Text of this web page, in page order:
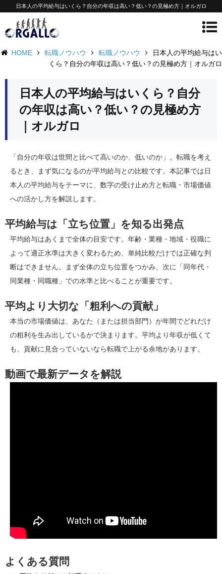
日本人の平均給与はいくら？自分の年収は高い？低い？の見極め方｜オルガロ
HOME 転職ノウハウ 転職ノウハウ
日本人の平均給与はい
くら？自分の年収は高い？低い？の見極め方｜オルガロ
日本人の平均給与はいくら？自分
の年収は高い？低い？の見極め方
｜オルガロ
「自分の年収は世間と比べて高いのか、低いのか」。転職を考え
るとき、まず気になるのが平均給与との比較です。本記事では日
本人の平均給与をテーマに、数字の受け止め方と転職・市場価値
への活かし方を解説します。
平均給与は「立ち位置」を知る出発点
平均給与はあくまで全体の目安です。年齢・業種・地域・役職に
よって適正水準は大きく変わるため、単純比較だけでは正確な判
断はできません。まず全体の立ち位置をつかみ、次に「同年代・
同業種・同職種」での水準と比べることが重要です。
平均より大切な「粗利への貢献」
本当の市場価値は、あなた（または担当部門）が年間でどれだけ
の粗利を生み出しているかで決まります。平均より年収が低くて
も、貢献に見合っていないなら転職で上がる余地があります。
動画で最新データを解説
よくある質問